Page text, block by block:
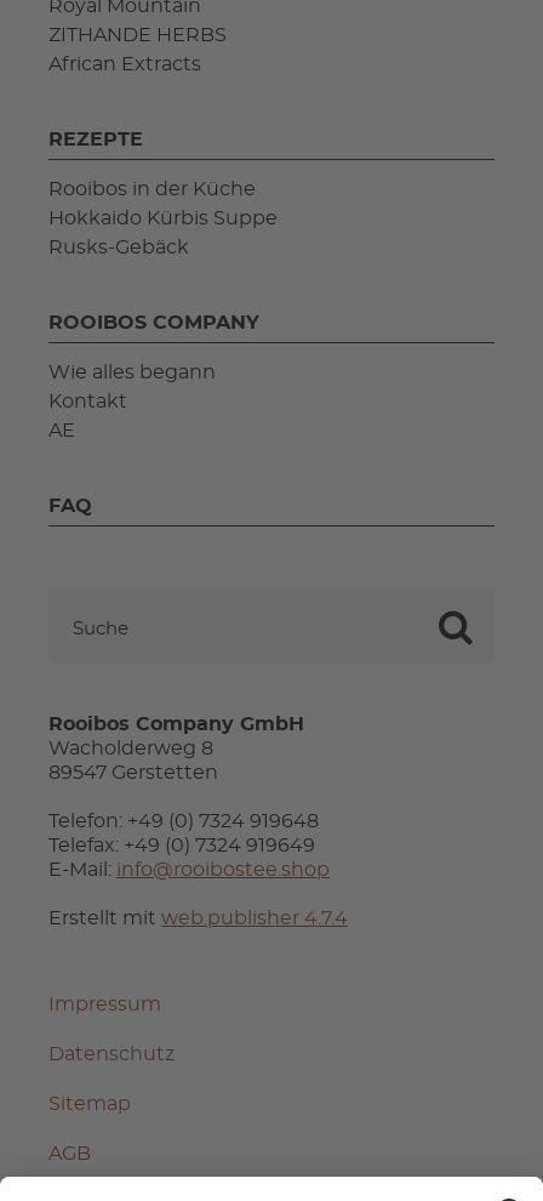
Royal Mountain
ZITHANDE HERBS
African Extracts
REZEPTE
Rooibos in der Küche
Hokkaido Kürbis Suppe
Rusks-Gebäck
ROOIBOS COMPANY
Wie alles begann
Kontakt
AE
FAQ
Rooibos Company GmbH
Wacholderweg 8
89547 Gerstetten
Telefon: +49 (0) 7324 919648
Telefax: +49 (0) 7324 919649
E-Mail: info@rooibostee.shop
Erstellt mit web.publisher 4.7.4
Impressum
Datenschutz
Sitemap
AGB